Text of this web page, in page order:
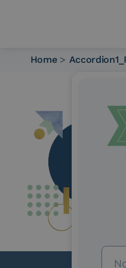
Piattaforme
Industry
News e Media
Contattaci
Home >